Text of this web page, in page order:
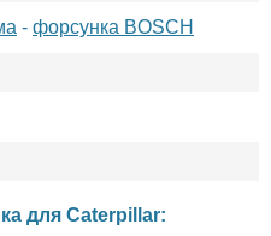
- форсунка BOSCH
для Caterpillar: